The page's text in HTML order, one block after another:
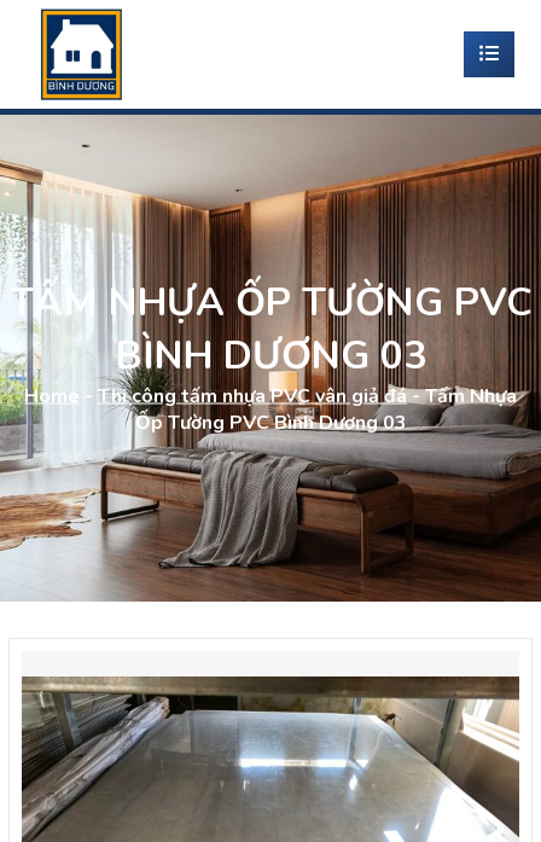
TẤM NHỰA ỐP TƯỜNG PVC
BÌNH DƯƠNG 03
Home - Thi công tấm nhựa PVC vân giả đá-Tấm Nhựa
Ốp Tường PVC Bình Dương 03